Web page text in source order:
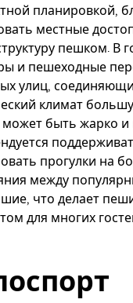
планировкой,
местные
пешком. В
и пешеходные
улиц,
климат
может быть жарко и
прогулки на
между
что делает
для многих